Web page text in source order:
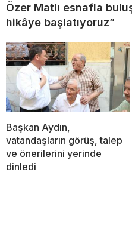
Özer Matlı esnafla
hikâye başlatıyoruz”
Başkan Aydın,
vatandaşların görüş, talep
ve önerilerini yerinde
dinledi